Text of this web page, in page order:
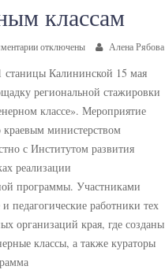
классам
отключены Алена Рябова
Калининской 15 мая
региональной стажировки
классе». Мероприятие
краевым министерством
с Институтом развития
реализации
программы. Участниками
педагогические работники тех
организаций края, где созданы
классы, а также кураторы